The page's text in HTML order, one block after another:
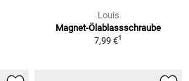
Louis
Magnet-Ölablassschraube
7,99 €1